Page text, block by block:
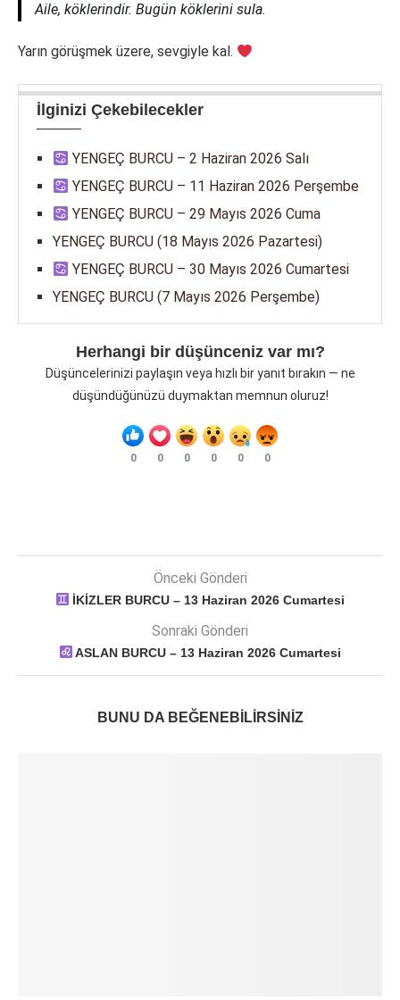
Aile, köklerindir. Bugün köklerini sula.
Yarın görüşmek üzere, sevgiyle kal.
İlginizi Çekebilecekler
YENGEÇ BURCU – 2 Haziran 2026 Salı
YENGEÇ BURCU – 11 Haziran 2026 Perşembe
YENGEÇ BURCU – 29 Mayıs 2026 Cuma
YENGEÇ BURCU (18 Mayıs 2026 Pazartesi)
YENGEÇ BURCU – 30 Mayıs 2026 Cumartesi
YENGEÇ BURCU (7 Mayıs 2026 Perşembe)
Herhangi bir düşünceniz var mı?
Düşüncelerinizi paylaşın veya hızlı bir yanıt bırakın — ne
düşündüğünüzü duymaktan memnun oluruz!
0 0 0 0 0 0
Önceki Gönderi
İKİZLER BURCU – 13 Haziran 2026 Cumartesi
Sonraki Gönderi
ASLAN BURCU – 13 Haziran 2026 Cumartesi
BUNU DA BEĞENEBILIRSINIZ